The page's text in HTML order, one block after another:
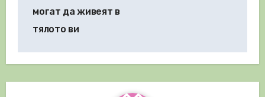
могат да живеят в
тялото ви